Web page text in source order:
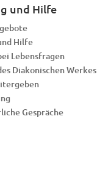
und Hilfe
Hilfe
Lebensfragen
Diakonischen Werkes
Gespräche